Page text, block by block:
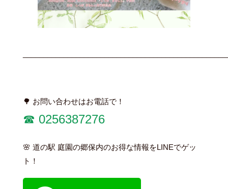
🌳 お問い合わせはお電話で！
☎︎ 0256387276
🌸 道の駅 庭園の郷保内のお得な情報をLINEでゲッ
ト！